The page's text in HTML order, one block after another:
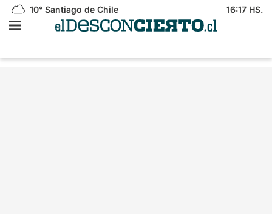
10° Santiago de Chile 16:17 HS.